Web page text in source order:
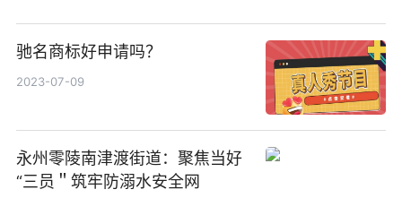
驰名商标好申请吗？
2023-07-09
永州零陵南津渡街道：聚焦当好
“三员＂筑牢防溺水安全网